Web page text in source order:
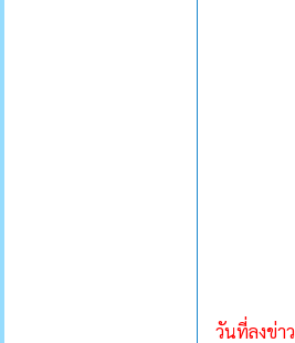
วันที่ลงข่าว